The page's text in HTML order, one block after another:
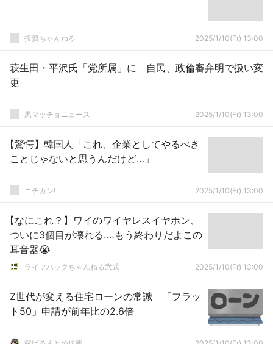
投資ちゃんねる 2025/1/10(Fr) 13:00
萩生田・平沢氏「党所属」に 自民、政倫審弁明で扱い変
更
黒マッチョニュース 2025/1/10(Fr) 13:00
【驚愕】韓国人「これ、企業としてやるべき
ことじゃないと思うんだけど…」
ニチカン! 2025/1/10(Fr) 13:00
【なにこれ？】ワイのワイヤレスイヤホン、
ついに3個目が壊れる‥‥もう終わりだよこの
耳音器😭
ライフハックちゃんねる弐式 2025/1/10(Fr) 13:00
Z世代が変える住宅ローンの常識 「フラッ
ト50」申請が前年比の2.6倍